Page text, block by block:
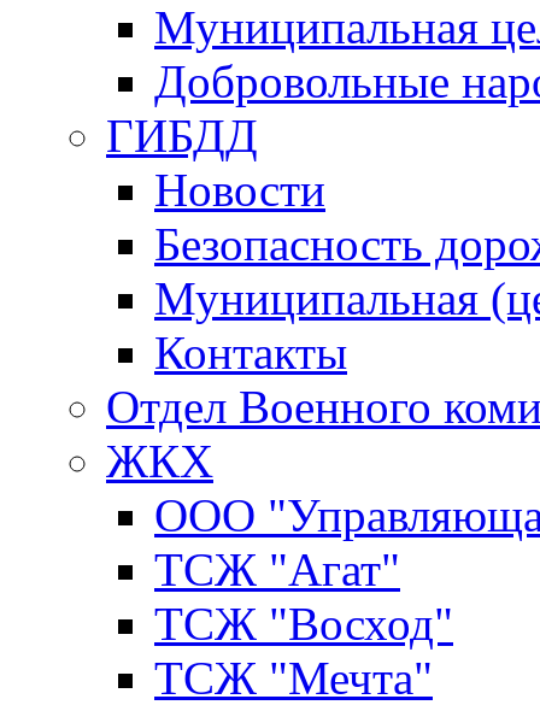
Муниципальная
Добровольные
ГИБДД
Новости
Безопасность
Муниципальная
Контакты
Отдел Военного
ЖКХ
ООО
ТСЖ "Агат"
ТСЖ "Восход"
ТСЖ "Мечта"